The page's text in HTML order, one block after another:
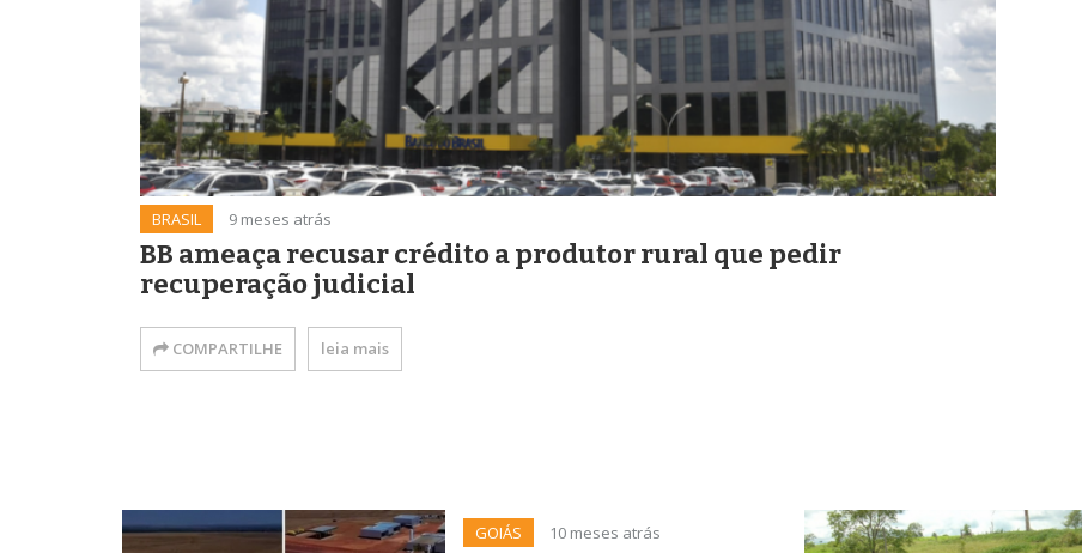
BRASIL 9 meses atrás
BB ameaça recusar crédito a produtor rural que pedir
recuperação judicial
COMPARTILHE leia mais
GOIÁS 10 meses atrás